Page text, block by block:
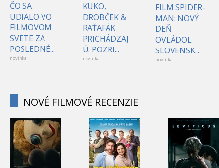
ČO SA
UDIALO VO
FILMOVOM
SVETE ZA
POSLEDNÉ...
novinka
KUKO,
DROBČEK &
RAŤAFÁK
PRICHÁDZAJ
Ú. POZRI...
novinka
FILM SPIDER-
MAN: NOVÝ
DEŇ
OVLÁDOL
SLOVENSK...
novinka
NOVÉ FILMOVÉ RECENZIE